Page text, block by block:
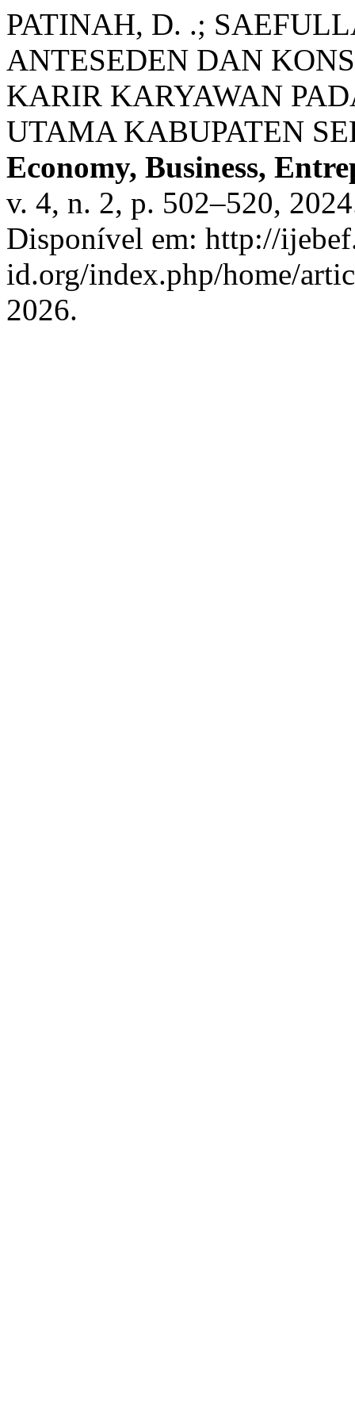
PATINAH, D. .;
ANTESEDEN DAN
KARIR KARYAWAN
UTAMA KABUPATEN
Economy, Business,
v. 4, n. 2, p. 502–520,
Disponível em: http://
id.org/index.php/home/
2026.